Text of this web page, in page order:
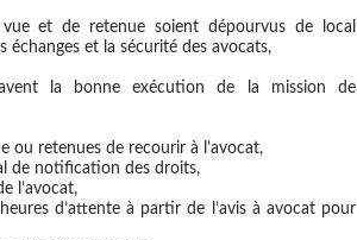
et de retenue soient dépourvus de local
et la sécurité des avocats,
la bonne exécution de la mission de
ou retenues de recourir à l’avocat,
de notification des droits,
l’avocat,
d’attente à partir de l’avis à avocat pour